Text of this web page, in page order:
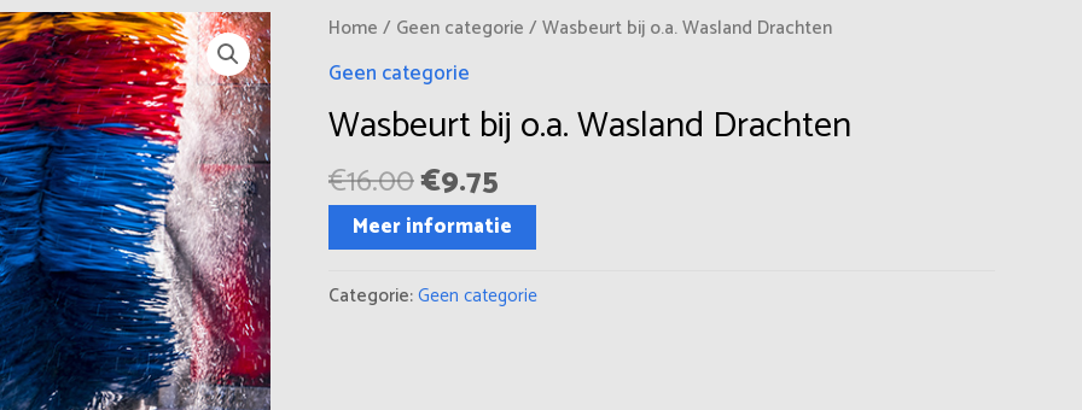
Home / Geen categorie / Wasbeurt bij o.a. Wasland Drachten
Geen categorie
Wasbeurt bij o.a. Wasland Drachten
€16.00
Oorspronkelijke
prijs
was:
€16.00.
€9.75
Huidige
€9.75.
Meer informatie
Categorie:Geen categorie